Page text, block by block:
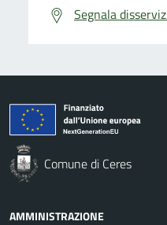
Segnala
Comune di Ceres
AMMINISTRAZIONE